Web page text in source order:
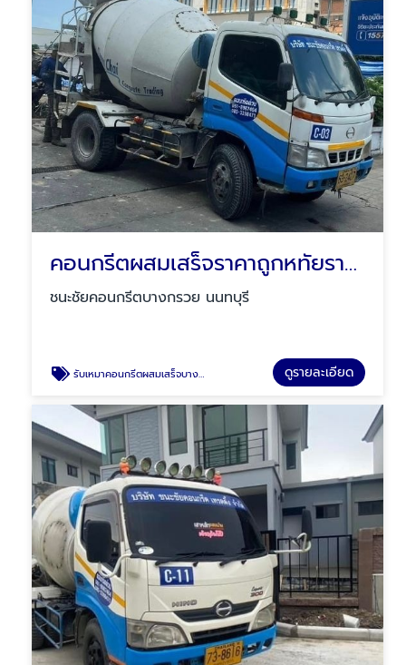
คอนกรีตผสมเสร็จราคาถูกหทัยราษฎร์
ชนะชัยคอนกรีตบางกรวย นนทบุรี
รับเหมาคอนกรีตผสมเสร็จบางกรวย นนทบุรี ดูรายละเอียด